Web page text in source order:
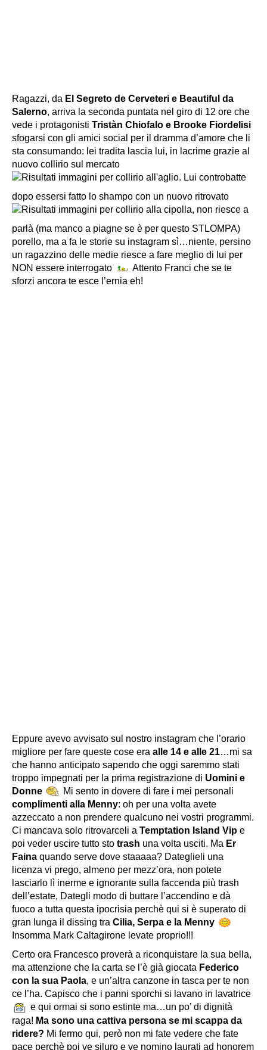
Ragazzi, da El Segreto de Cerveteri e Beautiful da
Salerno, arriva la seconda puntata nel giro di 12 ore che
vede i protagonisti Tristàn Chiofalo e Brooke Fiordelisi
sfogarsi con gli amici social per il dramma d’amore che li
sta consumando: lei tradita lascia lui, in lacrime grazie al
nuovo collirio sul mercato
. Lui controbatte
dopo essersi fatto lo shampo con un nuovo ritrovato
, non riesce a
parlà (ma manco a piagne se è per questo STLOMPA)
porello, ma a fa le storie su instagram sì…niente, persino
un ragazzino delle medie riesce a fare meglio di lui per
NON essere interrogato
Attento Franci che se te
sforzi ancora te esce l’ernia eh!
Eppure avevo avvisato sul nostro instagram che l’orario
migliore per fare queste cose era alle 14 e alle 21…mi sa
che hanno anticipato sapendo che oggi saremmo stati
troppo impegnati per la prima registrazione di Uomini e
Donne
Mi sento in dovere di fare i mei personali
complimenti alla Menny: oh per una volta avete
azzeccato a non prendere qualcuno nei vostri programmi.
Ci mancava solo ritrovarceli a Temptation Island Vip e
poi veder uscire tutto sto trash una volta usciti. Ma Er
Faina quando serve dove staaaaa? Dateglieli una
licenza vi prego, almeno per mezz’ora, non potete
lasciarlo lì inerme e ignorante sulla faccenda più trash
dell’estate, Dategli modo di buttare l’accendino e dà
fuoco a tutta questa ipocrisia perchè qui si è superato di
gran lunga il dissing tra Cilia, Serpa e la Menny
Insomma Mark Caltagirone levate proprio!!!
Certo ora Francesco proverà a riconquistare la sua bella,
ma attenzione che la carta se l’è già giocata Federico
con la sua Paola, e un’altra canzone in tasca per te non
ce l’ha. Capisco che i panni sporchi si lavano in lavatrice
e qui ormai si sono estinte ma…un po’ di dignità
raga! Ma sono una cattiva persona se mi scappa da
ridere? Mi fermo qui, però non mi fate vedere che fate
pace perchè poi ve siluro e ve nomino laurati ad honorem